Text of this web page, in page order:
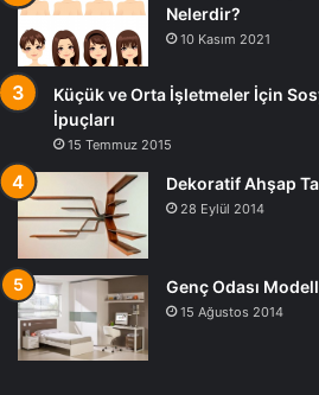
Nelerdir?
10 Kasım 2021
Küçük ve Orta İşletmeler İçin
İpuçları
15 Temmuz 2015
Dekoratif Ahşap
28 Eylül 2014
Genç Odası
15 Ağustos 2014